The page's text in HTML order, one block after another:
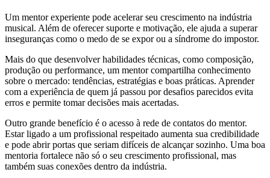
Um mentor experiente pode acelerar seu crescimento na indústria
musical. Além de oferecer suporte e motivação, ele ajuda a superar
inseguranças como o medo de se expor ou a síndrome do impostor.
Mais do que desenvolver habilidades técnicas, como composição,
produção ou performance, um mentor compartilha conhecimento
sobre o mercado: tendências, estratégias e boas práticas. Aprender
com a experiência de quem já passou por desafios parecidos evita
erros e permite tomar decisões mais acertadas.
Outro grande benefício é o acesso à rede de contatos do mentor.
Estar ligado a um profissional respeitado aumenta sua credibilidade
e pode abrir portas que seriam difíceis de alcançar sozinho. Uma boa
mentoria fortalece não só o seu crescimento profissional, mas
também suas conexões dentro da indústria.